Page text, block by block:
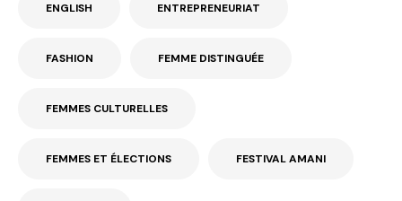
ENGLISH ENTREPRENEURIAT
FASHION FEMME DISTINGUÉE
FEMMES CULTURELLES
FEMMES ET ÉLECTIONS FESTIVAL AMANI